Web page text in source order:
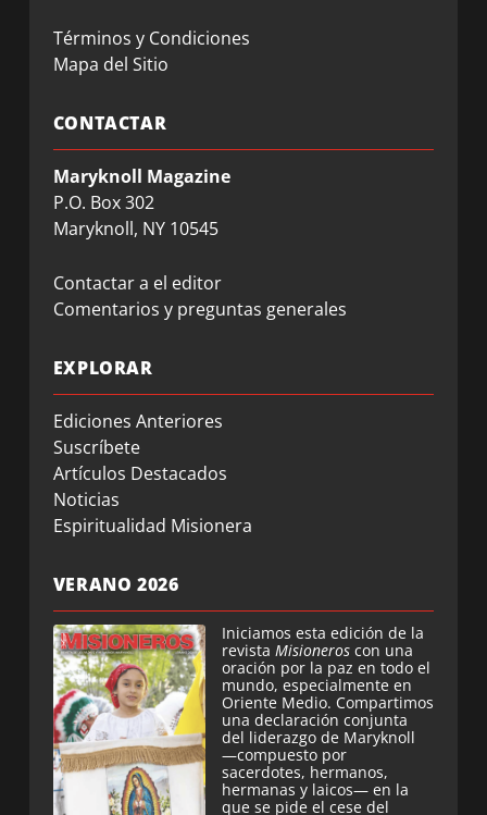
Términos y Condiciones
Mapa del Sitio
CONTACTAR
Maryknoll Magazine
P.O. Box 302
Maryknoll, NY 10545
Contactar a el editor
Comentarios y preguntas generales
EXPLORAR
Ediciones Anteriores
Suscríbete
Artículos Destacados
Noticias
Espiritualidad Misionera
VERANO 2026
Iniciamos esta edición de la
revista Misioneros con una
oración por la paz en todo el
mundo, especialmente en
Oriente Medio. Compartimos
una declaración conjunta
del liderazgo de Maryknoll
—compuesto por
sacerdotes, hermanos,
hermanas y laicos— en la
que se pide el cese del